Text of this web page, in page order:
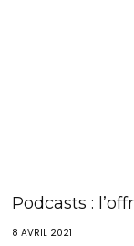
Podcasts :
8 AVRIL 2021